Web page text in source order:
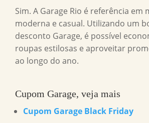
Sim. A Garage Rio é referência em
moderna e casual. Utilizando um
desconto Garage, é possível
roupas estilosas e aproveitar
ao longo do ano.
Cupom Garage, veja mais
Cupom Garage Black Friday